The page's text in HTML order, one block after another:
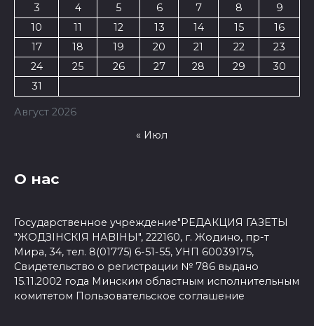
Август 2026
3
4 5 6 7 8
9
10
11 12 13 14 15
16
17
18 19 20 21 22
23
24
25 26 27 28 29
30
31
« Июл
О нас
Государственное учреждение"РЕДАКЦИЯ ГАЗЕТЫ
"ЖОДЗІНСКІЯ НАВІНЫ", 222160, г. Жодино, пр-т
Мира, 34, тел. 8(01775) 6-51-55, УНП 60039175,
Свидетельство о регистрации № 786 выдано
15.11.2002 года Минским областным исполнительным
комитетом Пользовательское соглашение